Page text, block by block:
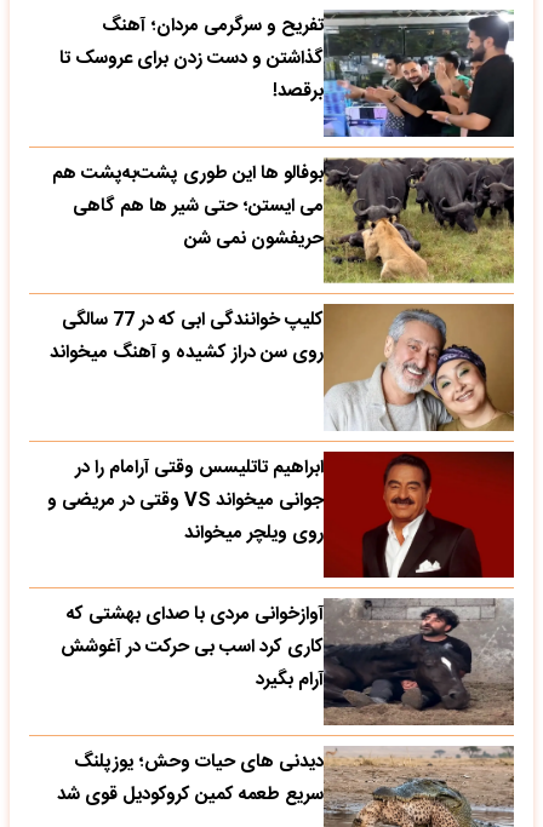
تفریح و سرگرمی مردان؛ آهنگ
گذاشتن و دست زدن برای عروسک تا
برقصد!
بوفالو ها این‌ طوری پشت‌به‌پشت هم
می‌ ایستن؛ حتی شیر ها هم گاهی
حریفشون نمی‌ شن
کلیپ خوانندگی ابی که در 77 سالگی
روی سن دراز کشیده و آهنگ میخواند
ابراهیم تاتلیسس وقتی آرامام را در
جوانی میخواند VS وقتی در مریضی و
روی ویلچر میخواند
آوازخوانی مردی با صدای بهشتی که
کاری کرد اسب بی حرکت در آغوشش
آرام بگیرد
دیدنی های حیات وحش؛ یوزپلنگ
سریع طعمه کمین کروکودیل قوی شد